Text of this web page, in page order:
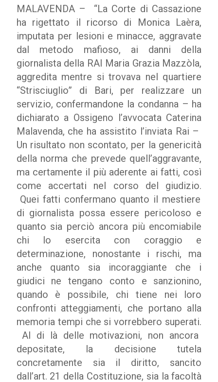
MALAVENDA – “La Corte di Cassazione
ha rigettato il ricorso di Monica Laèra,
imputata per lesioni e minacce, aggravate
dal metodo mafioso, ai danni della
giornalista della RAI Maria Grazia Mazzòla,
aggredita mentre si trovava nel quartiere
“Strisciuglio” di Bari, per realizzare un
servizio, confermandone la condanna – ha
dichiarato a Ossigeno l’avvocata Caterina
Malavenda, che ha assistito l’inviata Rai –
Un risultato non scontato, per la genericità
della norma che prevede quell’aggravante,
ma certamente il più aderente ai fatti, così
come accertati nel corso del giudizio.
Quei fatti confermano quanto il mestiere
di giornalista possa essere pericoloso e
quanto sia perciò ancora più encomiabile
chi lo esercita con coraggio e
determinazione, nonostante i rischi, ma
anche quanto sia incoraggiante che i
giudici ne tengano conto e sanzionino,
quando è possibile, chi tiene nei loro
confronti atteggiamenti, che portano alla
memoria tempi che si vorrebbero superati.
Al di là delle motivazioni, non ancora
depositate, la decisione tutela
concretamente sia il diritto, sancito
dall’art. 21 della Costituzione, sia la facoltà